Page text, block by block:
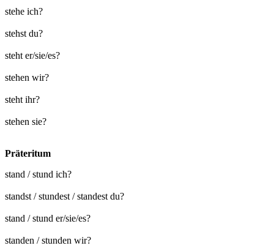
stehe ich?
stehst du?
steht er/sie/es?
stehen wir?
steht ihr?
stehen sie?
Präteritum
stand / stund ich?
standst / stundest / standest du?
stand / stund er/sie/es?
standen / stunden wir?